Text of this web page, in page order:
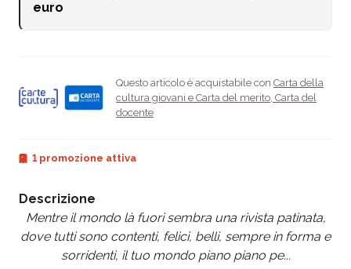
euro
Questo articolo è acquistabile con Carta della
cultura giovani e Carta del merito, Carta del
docente
1 promozione attiva
Descrizione
Mentre il mondo là fuori sembra una rivista patinata,
dove tutti sono contenti, felici, belli, sempre in forma e
sorridenti, il tuo mondo piano piano pe...